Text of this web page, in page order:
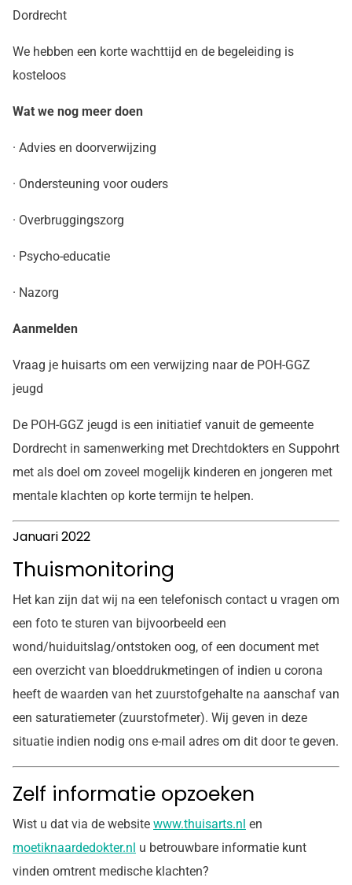
Dordrecht
We hebben een korte wachttijd en de begeleiding is
kosteloos
Wat we nog meer doen
· Advies en doorverwijzing
· Ondersteuning voor ouders
· Overbruggingszorg
· Psycho-educatie
· Nazorg
Aanmelden
Vraag je huisarts om een verwijzing naar de POH-GGZ
jeugd
De POH-GGZ jeugd is een initiatief vanuit de gemeente
Dordrecht in samenwerking met Drechtdokters en Suppohrt
met als doel om zoveel mogelijk kinderen en jongeren met
mentale klachten op korte termijn te helpen.
Januari 2022
Thuismonitoring
Het kan zijn dat wij na een telefonisch contact u vragen om
een foto te sturen van bijvoorbeeld een
wond/huiduitslag/ontstoken oog, of een document met
een overzicht van bloeddrukmetingen of indien u corona
heeft de waarden van het zuurstofgehalte na aanschaf van
een saturatiemeter (zuurstofmeter). Wij geven in deze
situatie indien nodig ons e-mail adres om dit door te geven.
Zelf informatie opzoeken
Wist u dat via de website www.thuisarts.nl en
moetiknaardedokter.nl u betrouwbare informatie kunt
vinden omtrent medische klachten?